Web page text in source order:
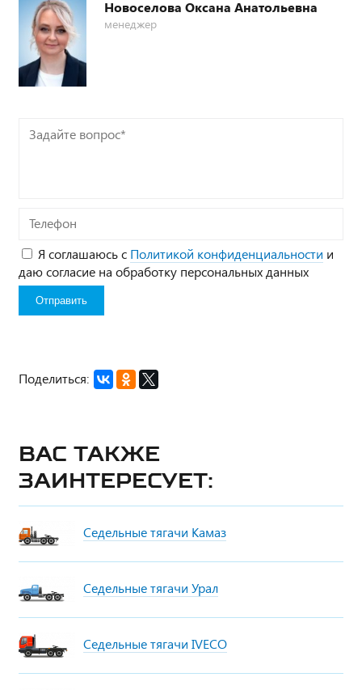
Новоселова Оксана Анатольевна
менеджер
Задайте
вопрос*
Телефон
Я соглашаюсь с Политикой конфиденциальности и
даю согласие на обработку персональных данных
Поделиться:
Вас также
заинтересует:
Седельные тягачи Камаз
Седельные тягачи Урал
Седельные тягачи IVECO